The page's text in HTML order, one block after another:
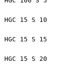
HGC 15 S 10
HGC 15 S 15
HGC 15 S 20